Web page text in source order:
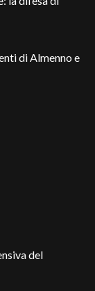
di Almenno e
del